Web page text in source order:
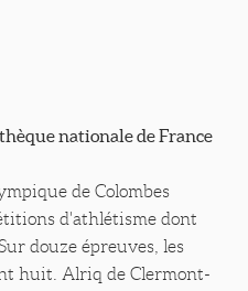
nationale de France
de Colombes
d'athlétisme dont
douze épreuves, les
huit. Alriq de Clermont-